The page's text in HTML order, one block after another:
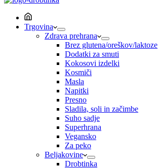
Trgovina
Zdrava prehrana
Brez glutena/oreškov/laktoze
Dodatki za smuti
Kokosovi izdelki
Kosmiči
Masla
Napitki
Presno
Sladila, soli in začimbe
Suho sadje
Superhrana
Vegansko
Za peko
Beljakovine
Drobtinka